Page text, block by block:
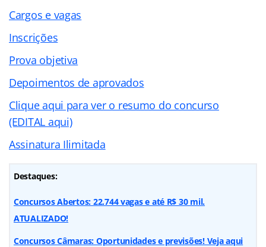
Cargos e vagas
Inscrições
Prova objetiva
Depoimentos de aprovados
Clique aqui para ver o resumo do concurso
(EDITAL aqui)
Assinatura Ilimitada
Destaques:
Concursos Abertos: 22.744 vagas e até R$ 30 mil.
ATUALIZADO!
Concursos Câmaras: Oportunidades e previsões! Veja aqui